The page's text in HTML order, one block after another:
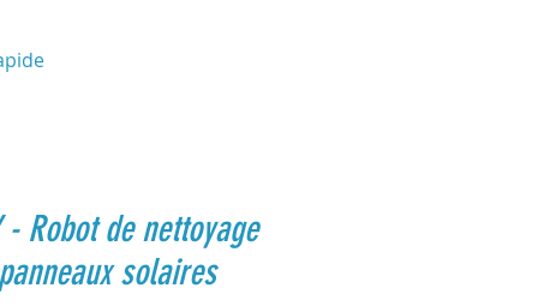
- Robot de nettoyage
solaires